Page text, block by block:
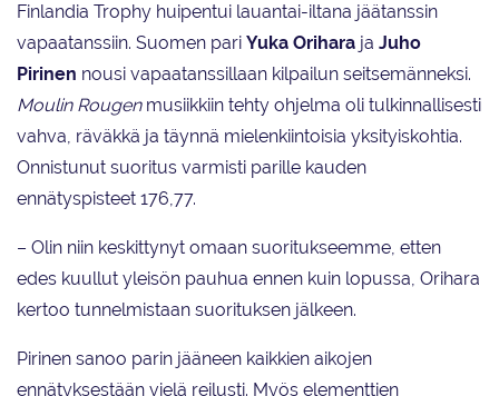
Finlandia Trophy huipentui lauantai-iltana jäätanssin
vapaatanssiin. Suomen pari Yuka Orihara ja Juho
Pirinen nousi vapaatanssillaan kilpailun seitsemänneksi.
Moulin Rougenmusiikkiin tehty ohjelma oli tulkinnallisesti
vahva, räväkkä ja täynnä mielenkiintoisia yksityiskohtia.
Onnistunut suoritus varmisti parille kauden
ennätyspisteet 176,77.
– Olin niin keskittynyt omaan suoritukseemme, etten
edes kuullut yleisön pauhua ennen kuin lopussa, Orihara
kertoo tunnelmistaan suorituksen jälkeen.
Pirinen sanoo parin jääneen kaikkien aikojen
ennätyksestään vielä reilusti. Myös elementtien